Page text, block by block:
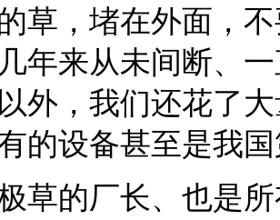
草，堵在外面，
年来从未间断、
外，我们还花了
的设备甚至是我
草的厂长、也是